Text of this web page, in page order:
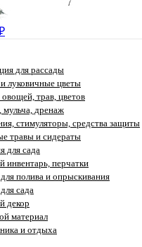
для рассады
луковичные цветы
овощей, трав, цветов
мульча, дренаж
стимуляторы, средства защиты
травы и сидераты
для сада
инвентарь, перчатки
полива и опрыскивания
сада
декор
материал
и отдыха